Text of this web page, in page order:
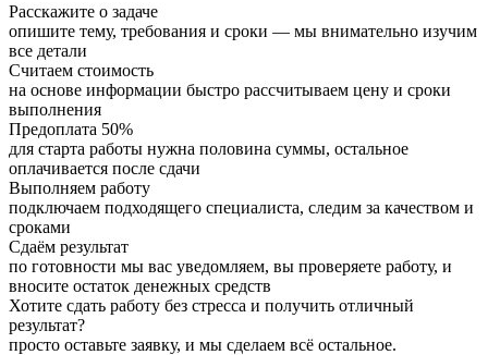
Расскажите о задаче
опишите тему, требования и сроки — мы внимательно изучим
все детали
Считаем стоимость
на основе информации быстро рассчитываем цену и сроки
выполнения
Предоплата 50%
для старта работы нужна половина суммы, остальное
оплачивается после сдачи
Выполняем работу
подключаем подходящего специалиста, следим за качеством и
сроками
Сдаём результат
по готовности мы вас уведомляем, вы проверяете работу, и
вносите остаток денежных средств
Хотите сдать работу без стресса и получить отличный
результат?
просто оставьте заявку, и мы сделаем всё остальное.